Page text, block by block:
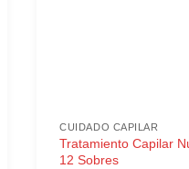
CUIDADO CAPILAR
Tratamiento Capilar
12 Sobres